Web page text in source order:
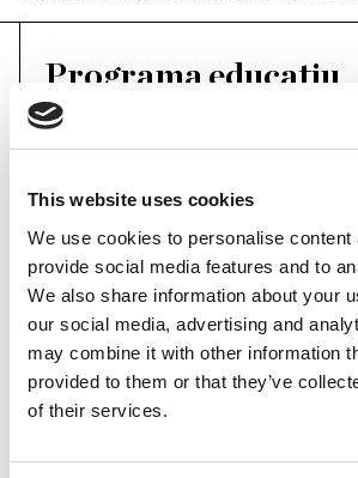
This website uses cookies
We use cookies to personalise content
provide social media features and to
We also share information about your
our social media, advertising and
may combine it with other information
provided to them or that they’ve
of their services.
Programa educatiu
«Els nens i les nenes del
«Grup de joves» son part
educatiu del museu amb
Fundació MACBA.
permet que infants i
Raval experimentin el
artista a través d’activitats
grup i obertes a la